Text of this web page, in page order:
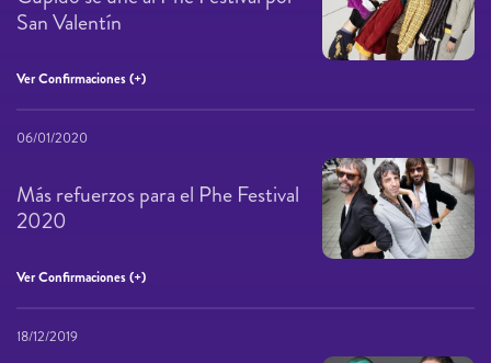
San Valentín
Ver Confirmaciones (+)
06/01/2020
Más refuerzos para el Phe Festival
2020
Ver Confirmaciones (+)
18/12/2019